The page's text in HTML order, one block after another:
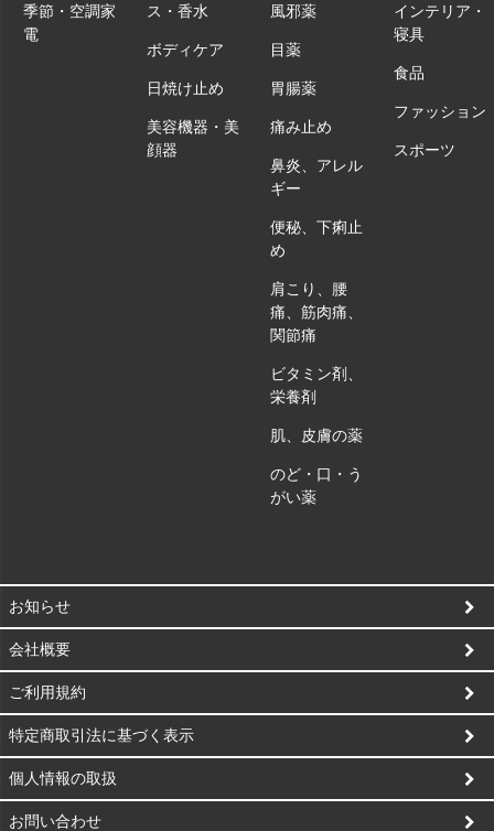
季節・空調家
電
ス・香水
ボディケア
日焼け止め
美容機器・美
顔器
風邪薬
目薬
胃腸薬
痛み止め
鼻炎、アレル
ギー
便秘、下痢止
め
肩こり、腰
痛、筋肉痛、
関節痛
ビタミン剤、
栄養剤
肌、皮膚の薬
のど・口・う
がい薬
インテリア・
寝具
食品
ファッション
スポーツ
お知らせ
会社概要
ご利用規約
特定商取引法に基づく表示
個人情報の取扱
お問い合わせ